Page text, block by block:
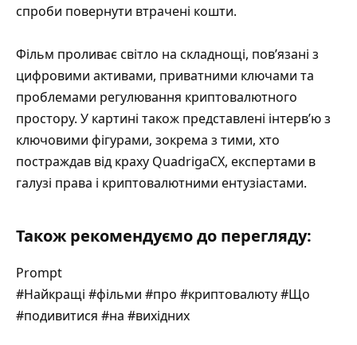
спроби повернути втрачені кошти.
Фільм проливає світло на складнощі, пов’язані з
цифровими активами, приватними ключами та
проблемами регулювання криптовалютного
простору. У картині також представлені інтерв’ю з
ключовими фігурами, зокрема з тими, хто
постраждав від краху QuadrigaCX, експертами в
галузі права і криптовалютними ентузіастами.
Також рекомендуємо до перегляду:
Prompt
#Найкращі #фільми #про #криптовалюту #Що
#подивитися #на #вихідних